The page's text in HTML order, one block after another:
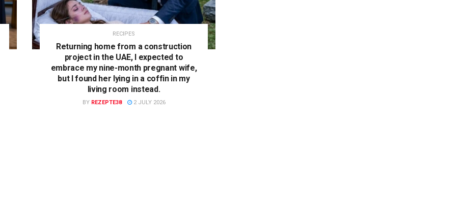
RECIPES
Returning home from a construction
project in the UAE, I expected to
embrace my nine-month pregnant wife,
but I found her lying in a coffin in my
living room instead.
BY REZEPTE38 2 JULY 2026